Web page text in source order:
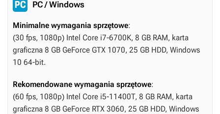
PC / Windows
Minimalne wymagania sprzętowe:
(30 fps, 1080p) Intel Core i7-6700K, 8 GB RAM, karta
graficzna 8 GB GeForce GTX 1070, 25 GB HDD, Windows
10 64-bit.
Rekomendowane wymagania sprzętowe:
(60 fps, 1080p) Intel Core i5-11400T, 8 GB RAM, karta
graficzna 8 GB GeForce RTX 3060, 25 GB HDD, Windows